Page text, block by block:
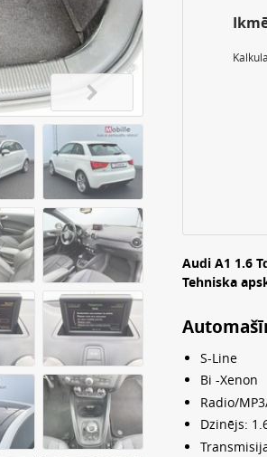
Audi A1 1.6
Tehniska
S-Line
Bi -Xenon
Radio/
Dzinējs: